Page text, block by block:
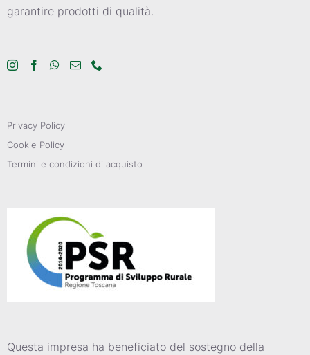
garantire prodotti di qualità.
Privacy Policy
Cookie Policy
Termini e condizioni di acquisto
Questa impresa ha beneficiato del sostegno della